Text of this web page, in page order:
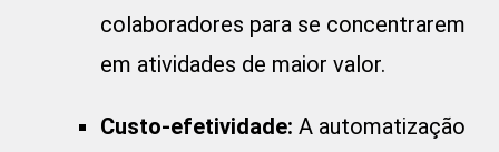
colaboradores para se concentrarem
em atividades de maior valor.
Custo-efetividade: A automatização